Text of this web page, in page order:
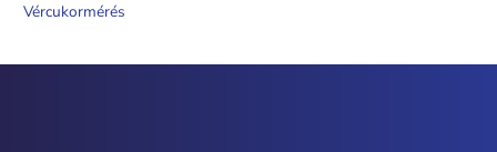
Vércukormérés